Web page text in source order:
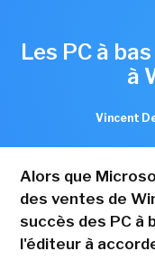
Les PC à
à
Vincent
Alors que
des ventes de
succès des PC à
l'éditeur à